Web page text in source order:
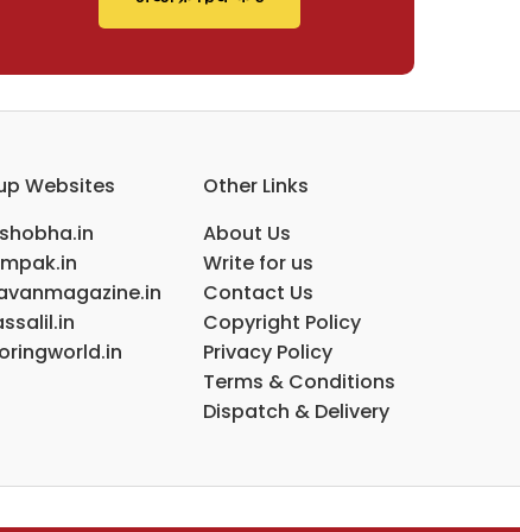
Websites
Other Links
About Us
Write for us
Contact Us
Copyright Policy
Privacy Policy
Terms & Conditions
Dispatch & Delivery